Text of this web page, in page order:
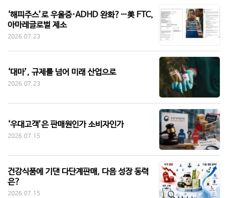
‘해피주스’로 우울증·ADHD 완화?…美 FTC,
아마레글로벌 제소
2026.07.23
‘대마’, 규제를 넘어 미래 산업으로
2026.07.23
‘우대고객’은 판매원인가 소비자인가
2026.07.15
건강식품에 기댄 다단계판매, 다음 성장 동력
은?
2026.07.15